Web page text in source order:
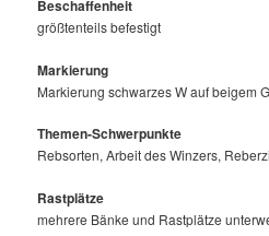
Beschaffenheit
größtenteils befestigt
Markierung
Markierung schwarzes W auf beigem
Themen-Schwerpunkte
Rebsorten, Arbeit des Winzers,
Rastplätze
mehrere Bänke und Rastplätze